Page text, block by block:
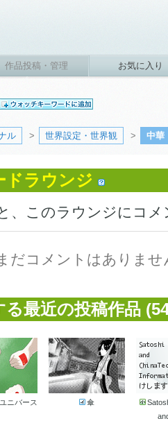
作品投稿・管理 お気に入り
ル > 世界設定・世界観 > 中華
ドラウンジ
、このラウンジにコ
だコメントはありませ
る最近の投稿作品
ニバース 傘